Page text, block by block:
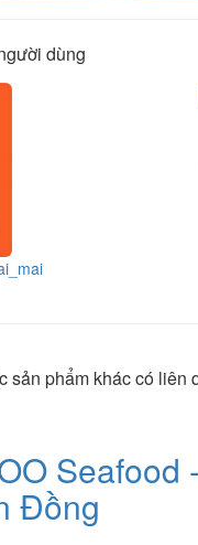
dùng
sản phẩm khác có liên
Seafood -
Đồng